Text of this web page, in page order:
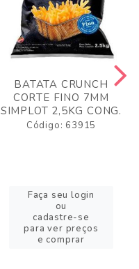
BATATA CRUNCH
CORTE FINO 7MM
SIMPLOT 2,5KG CONG.
Código: 63915
Faça seu login
ou
cadastre-se
para ver preços
e comprar